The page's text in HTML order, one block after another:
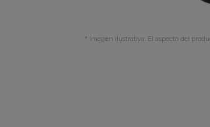
* Imagen ilustrativa. El aspecto del